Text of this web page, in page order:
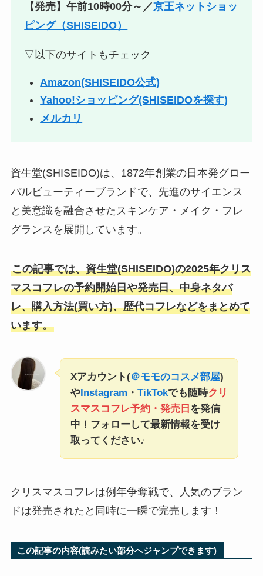
【発売】午前10時00分～／京王ネットショッ
ピング（SHISEIDO）
▽以下のサイトもチェック
Amazon(SHISEIDO公式)
Yahoo!ショッピング(SHISEIDOを探す)
メルカリ
資生堂(SHISEIDO)は、1872年創業の日本発グロー
バルビューティーブランドで、先進のサイエンス
と美意識を融合させたスキンケア・メイク・フレ
グランスを展開しています。
この記事では、資生堂(SHISEIDO)の2025年クリス
マスコフレの予約開始日や発売日、中身ネタバ
レ、購入方法(買い方)、歴代コフレなどをまとめて
います。
Xアカウント(＠モモのコスメ部屋)
やInstagram ・ TikTokでも随時クリ
スマスコフレ予約・発売日 を発信
中！フォローして最新情報を受け
取ってください♪
クリスマスコフレは例年争奪戦で、人気のブラン
ドは発売されたと同時に一瞬で完売します！
この記事の内容(読みたい部分へジャンプできます)